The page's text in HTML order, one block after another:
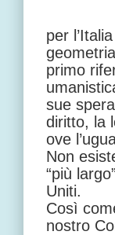
per
primo
sue
diritto, la
ove
Non
“più
Uniti.
Così
nostro